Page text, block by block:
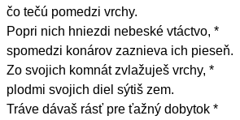
čo tečú pomedzi vrchy.
Popri nich hniezdi nebeské vtáctvo, *
spomedzi konárov zaznieva ich pieseň.
Zo svojich komnát zvlažuješ vrchy, *
plodmi svojich diel sýtiš zem.
Tráve dávaš rásť pre ťažný dobytok *